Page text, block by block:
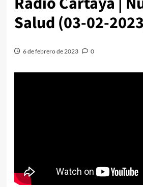
Salud (03-02-
6 de febrero de 2023 0